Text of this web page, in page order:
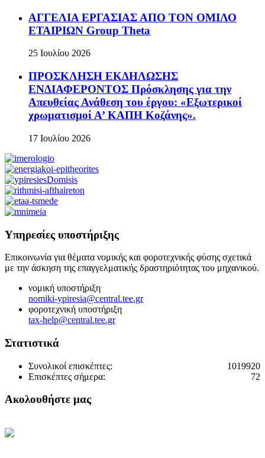
ΑΓΓΕΛΙΑ ΕΡΓΑΣΙΑΣ ΑΠΟ ΤΟΝ ΟΜΙΛΟ
ΕΤΑΙΡΙΩΝ Group Theta
25 Ιουλίου 2026
ΠΡΟΣΚΛΗΣΗ ΕΚΔΗΛΩΣΗΣ
ΕΝΔΙΑΦΕΡΟΝΤΟΣ Πρόσκλησης για την
Απευθείας Ανάθεση του έργου: «Εξωτερικοί
χρωματισμοί Α’ ΚΑΠΗ Κοζάνης».
17 Ιουλίου 2026
Υπηρεσίες υποστήριξης
Επικοινωνία για θέματα νομικής και φοροτεχνικής φύσης σχετικά
με την άσκηση της επαγγελματικής δραστηριότητας του μηχανικού.
νομική υποστήριξη
nomiki-ypiresia@central.tee.gr
φοροτεχνική υποστήριξη
tax-help@central.tee.gr
Στατιστικά
1019920
Συνολικοί επισκέπτες:
72
Επισκέπτες σήμερα:
Ακολουθήστε μας